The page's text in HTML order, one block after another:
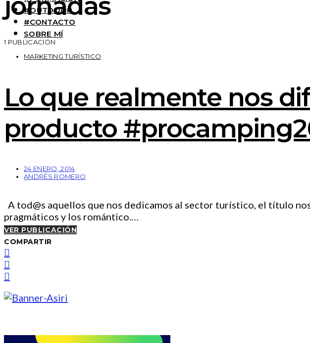
#OUTDOOR
#CONTACTO
SOBRE MÍ
1 PUBLICACIÓN
MARKETING TURÍSTICO
Lo que realmente nos
producto
24 ENERO, 2014
ANDRÉS ROMERO
A tod@s aquellos que nos dedicamos al sector turístico, el título
pragmáticos y los romántico.…
VER PUBLICACIÓN
COMPARTIR